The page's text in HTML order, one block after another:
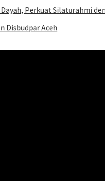
Perkuat Silaturahmi
Disbudpar Aceh